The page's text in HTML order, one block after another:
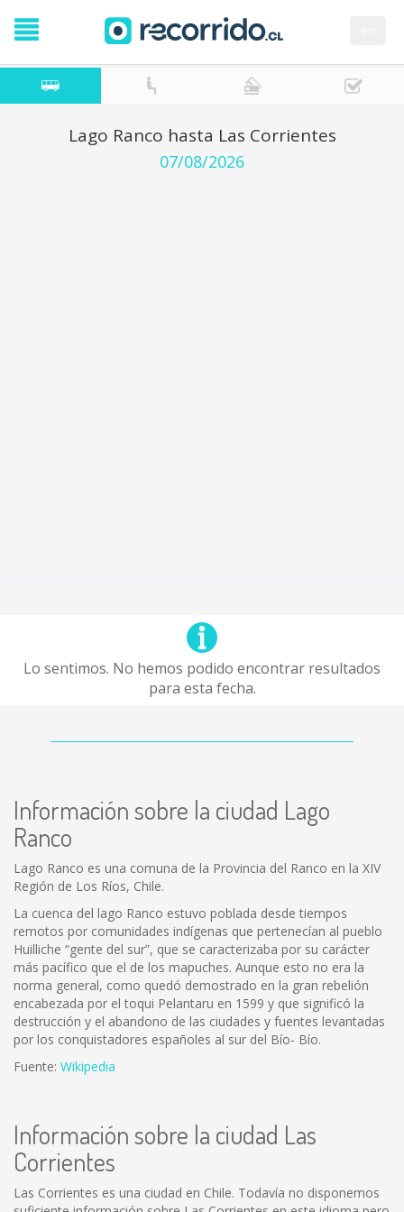
Lago Ranco hasta Las Corrientes
07/08/2026
Lo sentimos. No hemos podido encontrar resultados
para esta fecha.
Información sobre la ciudad Lago
Ranco
Lago Ranco es una comuna de la Provincia del Ranco en la XIV
Región de Los Ríos, Chile.
La cuenca del lago Ranco estuvo poblada desde tiempos
remotos por comunidades indígenas que pertenecían al pueblo
Huilliche “gente del sur”, que se caracterizaba por su carácter
más pacífico que el de los mapuches. Aunque esto no era la
norma general, como quedó demostrado en la gran rebelión
encabezada por el toqui Pelantaru en 1599 y que significó la
destrucción y el abandono de las ciudades y fuentes levantadas
por los conquistadores españoles al sur del Bío- Bío.
Fuente: Wikipedia
Información sobre la ciudad Las
Corrientes
Las Corrientes es una ciudad en Chile. Todavía no disponemos